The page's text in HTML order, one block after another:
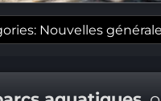
Nouvelles